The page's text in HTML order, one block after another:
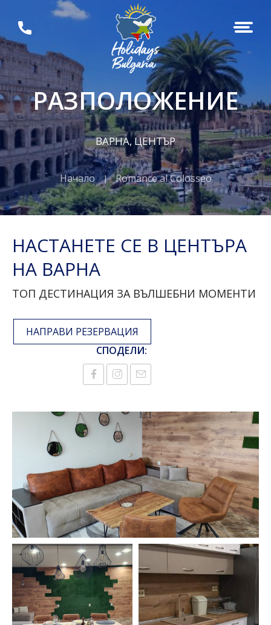
РАЗПОЛОЖЕНИЕ
ВАРНА, ЦЕНТЪР
Начало Romance al Colosseo
НАСТАНЕТЕ СЕ В ЦЕНТЪРА
НА ВАРНА
ТОП ДЕСТИНАЦИЯ ЗА ВЪЛШЕБНИ МОМЕНТИ
НАПРАВИ РЕЗЕРВАЦИЯ
СПОДЕЛИ: